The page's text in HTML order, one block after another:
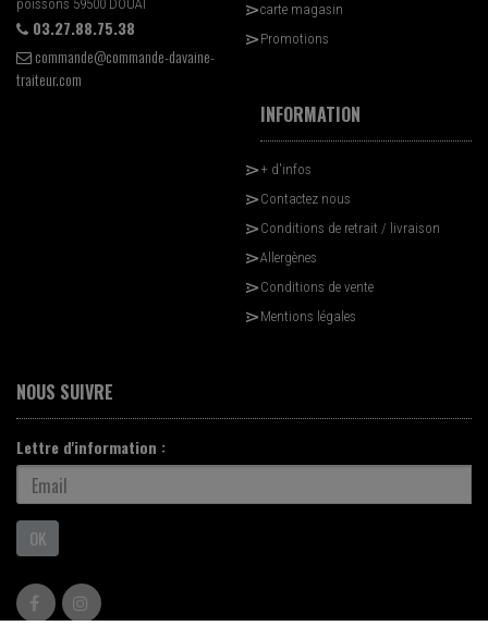
poissons 59500 DOUAI
03.27.88.75.38
commande@commande-davaine-
traiteur.com
carte magasin
Promotions
INFORMATION
+ d'infos
Contactez nous
Conditions de retrait / livraison
Allergènes
Conditions de vente
Mentions légales
NOUS SUIVRE
Lettre d'information :
OK